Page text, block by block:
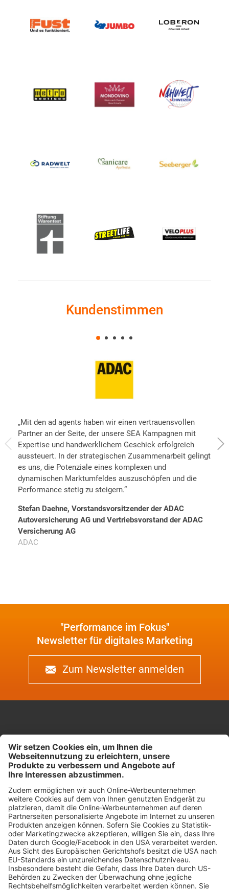
Jetzt Kontakt
Kundenstimmen
„Mit den ad agents haben wir einen vertrauensvollen
Partner an der Seite, der unsere SEA Kampagnen mit
Expertise und handwerklichem Geschick erfolgreich
aussteuert. In der strategischen Zusammenarbeit gelingt
es uns, die Potenziale eines komplexen und
dynamischen Marktumfeldes auszuschöpfen und die
Performance stetig zu steigern.“
Stefan Daehne, Vorstandsvorsitzender der ADAC
Autoversicherung AG und Vertriebsvorstand der ADAC
Versicherung AG
ADAC
"Performance im Fokus"
Newsletter für digitales Marketing
Zum Newsletter anmelden
Kreuzstrasse 26
8008 Zürich
Impressum & Datenschutz
Cookie-Einstellungen
Our website is accessible..